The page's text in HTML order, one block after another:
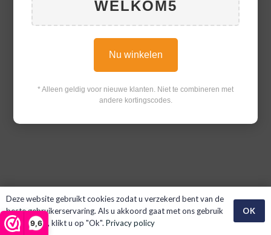
9,6
WELKOM5
Nu winkelen
* Alleen geldig voor nieuwe klanten. Niet te combineren met
andere kortingscodes.
Deze website gebruikt cookies zodat u verzekerd bent van de
beste gebruikerservaring. Als u akkoord gaat met ons gebruik
van cookies, klikt u op "Ok". Privacy policy
OK